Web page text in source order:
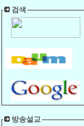
검색
방송설교